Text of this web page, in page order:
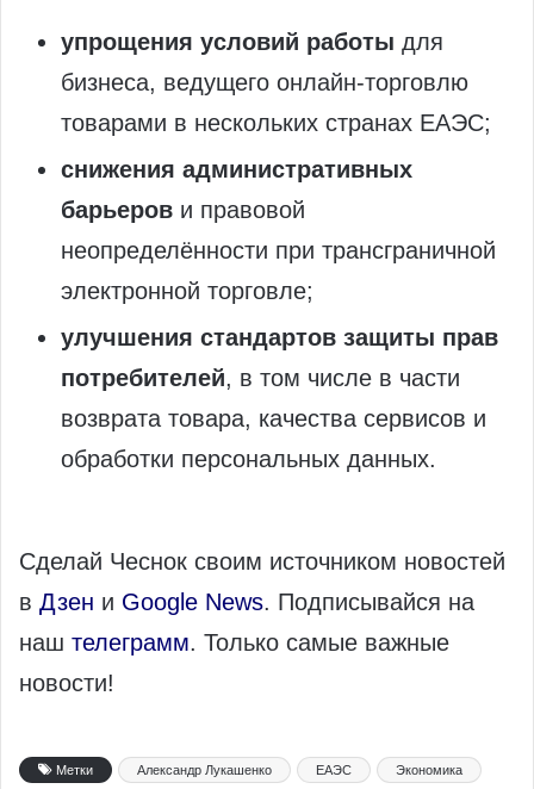
упрощения условий работы для
бизнеса, ведущего онлайн‑торговлю
товарами в нескольких странах ЕАЭС;
снижения административных
барьеров и правовой
неопределённости при трансграничной
электронной торговле;
улучшения стандартов защиты прав
потребителей, в том числе в части
возврата товара, качества сервисов и
обработки персональных данных.
Сделай Чеснок своим источником новостей
в Дзен и Google News. Подписывайся на
наш телеграмм. Только самые важные
новости!
Метки Александр Лукашенко ЕАЭС Экономика